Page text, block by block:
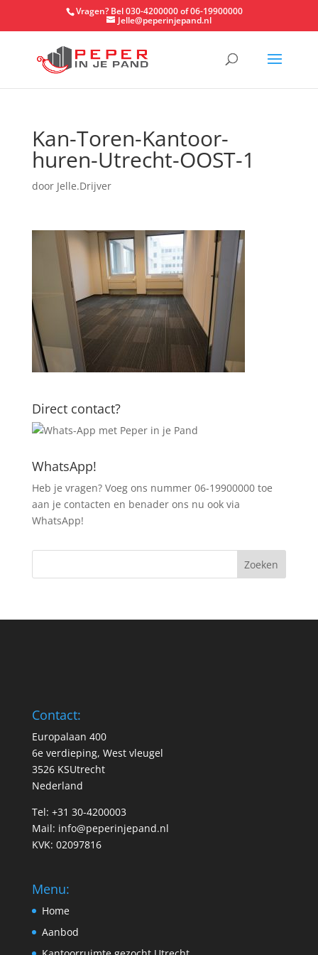
Vragen? Bel 030-4200000 of 06-19900000
Jelle@peperinjepand.nl
Kan-Toren-Kantoor-
huren-Utrecht-OOST-1
door Jelle.Drijver
Direct contact?
WhatsApp!
Heb je vragen? Voeg ons nummer 06-19900000 toe
aan je contacten en benader ons nu ook via
WhatsApp!
Contact:
Europalaan 400
6e verdieping, West vleugel
3526 KSUtrecht
Nederland
Tel: +31 30-4200003
Mail: info@peperinjepand.nl
KVK: 02097816
Menu:
Home
Aanbod